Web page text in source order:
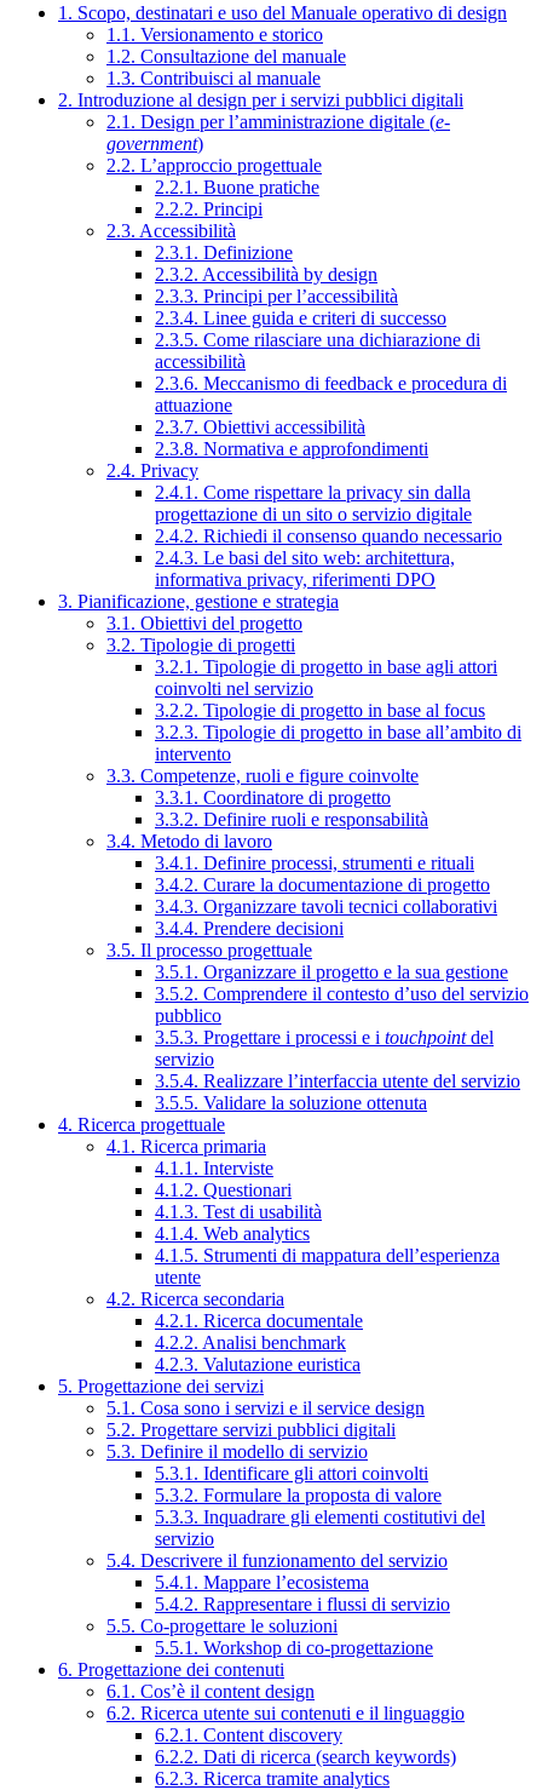
1. Scopo, destinatari e uso del Manuale operativo di design
1.1. Versionamento e storico
1.2. Consultazione del manuale
1.3. Contribuisci al manuale
2. Introduzione al design per i servizi pubblici digitali
2.1. Design per l’amministrazione digitale (e-
government)
2.2. L’approccio progettuale
2.2.1. Buone pratiche
2.2.2. Principi
2.3. Accessibilità
2.3.1. Definizione
2.3.2. Accessibilità by design
2.3.3. Principi per l’accessibilità
2.3.4. Linee guida e criteri di successo
2.3.5. Come rilasciare una dichiarazione di
accessibilità
2.3.6. Meccanismo di feedback e procedura di
attuazione
2.3.7. Obiettivi accessibilità
2.3.8. Normativa e approfondimenti
2.4. Privacy
2.4.1. Come rispettare la privacy sin dalla
progettazione di un sito o servizio digitale
2.4.2. Richiedi il consenso quando necessario
2.4.3. Le basi del sito web: architettura,
informativa privacy, riferimenti DPO
3. Pianificazione, gestione e strategia
3.1. Obiettivi del progetto
3.2. Tipologie di progetti
3.2.1. Tipologie di progetto in base agli attori
coinvolti nel servizio
3.2.2. Tipologie di progetto in base al focus
3.2.3. Tipologie di progetto in base all’ambito di
intervento
3.3. Competenze, ruoli e figure coinvolte
3.3.1. Coordinatore di progetto
3.3.2. Definire ruoli e responsabilità
3.4. Metodo di lavoro
3.4.1. Definire processi, strumenti e rituali
3.4.2. Curare la documentazione di progetto
3.4.3. Organizzare tavoli tecnici collaborativi
3.4.4. Prendere decisioni
3.5. Il processo progettuale
3.5.1. Organizzare il progetto e la sua gestione
3.5.2. Comprendere il contesto d’uso del servizio
pubblico
3.5.3. Progettare i processi e i touchpointdel
servizio
3.5.4. Realizzare l’interfaccia utente del servizio
3.5.5. Validare la soluzione ottenuta
4. Ricerca progettuale
4.1. Ricerca primaria
4.1.1. Interviste
4.1.2. Questionari
4.1.3. Test di usabilità
4.1.4. Web analytics
4.1.5. Strumenti di mappatura dell’esperienza
utente
4.2. Ricerca secondaria
4.2.1. Ricerca documentale
4.2.2. Analisi benchmark
4.2.3. Valutazione euristica
5. Progettazione dei servizi
5.1. Cosa sono i servizi e il service design
5.2. Progettare servizi pubblici digitali
5.3. Definire il modello di servizio
5.3.1. Identificare gli attori coinvolti
5.3.2. Formulare la proposta di valore
5.3.3. Inquadrare gli elementi costitutivi del
servizio
5.4. Descrivere il funzionamento del servizio
5.4.1. Mappare l’ecosistema
5.4.2. Rappresentare i flussi di servizio
5.5. Co-progettare le soluzioni
5.5.1. Workshop di co-progettazione
6. Progettazione dei contenuti
6.1. Cos’è il content design
6.2. Ricerca utente sui contenuti e il linguaggio
6.2.1. Content discovery
6.2.2. Dati di ricerca (search keywords)
6.2.3. Ricerca tramite analytics